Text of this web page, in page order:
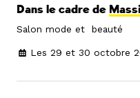
Dans le cadre de
Salon mode et beauté
Les 29 et 30 octobre